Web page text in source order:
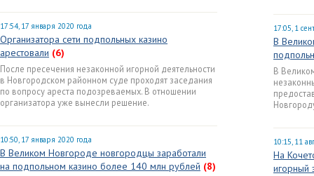
17:54, 17 января 2020 года
Организатора сети подпольных казино
арестовали (6)
После пресечения незаконной игорной деятельности
в Новгородском районном суде проходят заседания
по вопросу ареста подозреваемых. В отношении
организатора уже вынесли решение.
10:50, 17 января 2020 года
В Великом Новгороде новгородцы заработали
на подпольном казино более 140 млн рублей (8)
17:05, 1
В
В
10:15, 11
На
игорный